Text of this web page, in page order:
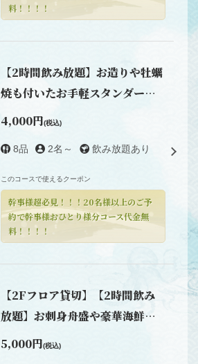
料！！！！
【2時間飲み放題】お造りや牡蠣
焼も付いたお手軽スタンダード
コース4,000円
4,000円(税込)
8品 2名～ 飲み放題あり
このコースで使えるクーポン
幹事様超必見！！！20名様以上のご予
約で幹事様おひとり様分コース代金無
料！！！！
【2Fフロア貸切】【2時間飲み
放題】お刺身舟盛や豪華海鮮浜
焼きも付いたご宴会コース5,000
5,000円(税込)